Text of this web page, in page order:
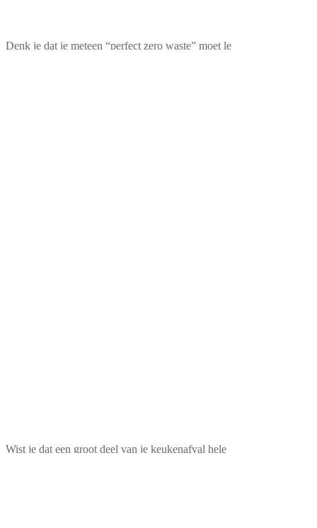
Denk je dat je meteen “perfect zero waste” moet le
Wist je dat een groot deel van je keukenafval hele